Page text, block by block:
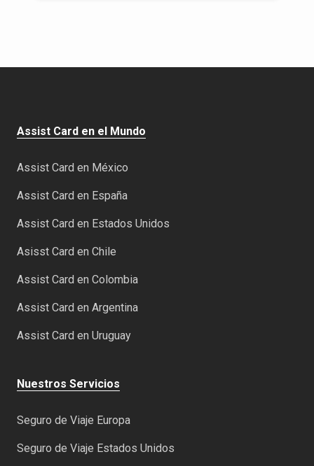
Assist Card en el Mundo
Assist Card en México
Assist Card en España
Assist Card en Estados Unidos
Asisst Card en Chile
Assist Card en Colombia
Assist Card en Argentina
Assist Card en Uruguay
Nuestros Servicios
Seguro de Viaje Europa
Seguro de Viaje Estados Unidos